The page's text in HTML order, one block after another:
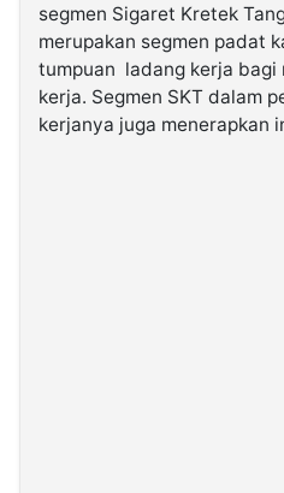
segmen Sigaret Kretek
merupakan segmen padat
tumpuan ladang kerja bagi
kerja. Segmen SKT dalam
kerjanya juga menerapkan